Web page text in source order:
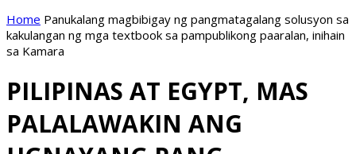
Home Panukalang magbibigay ng pangmatagalang solusyon sa
kakulangan ng mga textbook sa pampublikong paaralan, inihain
sa Kamara
PILIPINAS AT EGYPT, MAS
PALALAWAKIN ANG